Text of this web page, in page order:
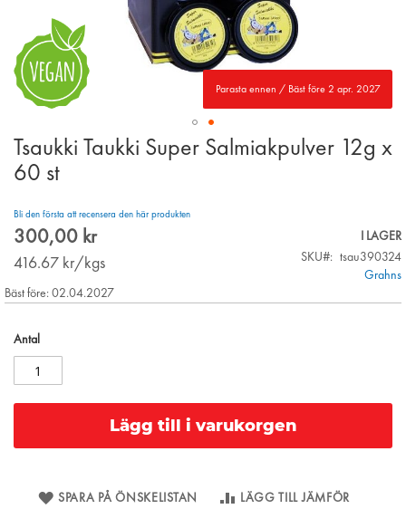
Parasta ennen / Bäst före 2 apr. 2027
Skip
to
the
of
the
gallery
Tsaukki Taukki Super Salmiakpulver 12g x
60 st
Bli den första att recensera den här produkten
300,00 kr
416.67 kr/kgs
I LAGER
SKU
tsau390324
Grahns
Bäst före: 02.04.2027
Antal
Lägg till i varukorgen
SPARA PÅ ÖNSKELISTAN
LÄGG TILL JÄMFÖR